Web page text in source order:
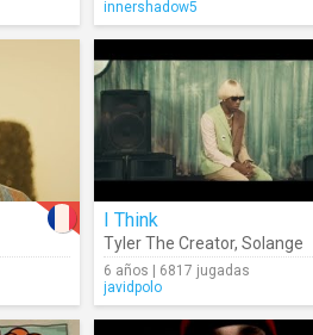
innershadow5
I Think
Tyler The Creator, Solange
6 años | 6817 jugadas
javidpolo